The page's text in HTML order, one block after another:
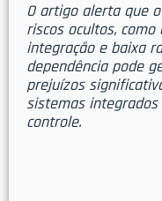
O artigo alerta que
riscos ocultos,
integração e baixa
dependência pode
prejuízos
sistemas
controle.